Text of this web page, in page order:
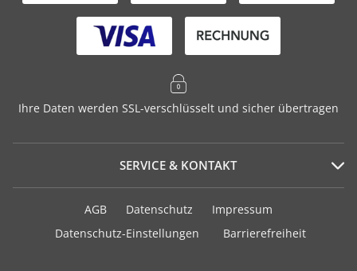
Ihre Daten werden SSL-verschlüsselt und sicher übertragen
SERVICE & KONTAKT
Serviceportal
Versand und Zahlung
AGB Datenschutz
Impressum
Datenschutz-Einstellungen
Barrierefreiheit